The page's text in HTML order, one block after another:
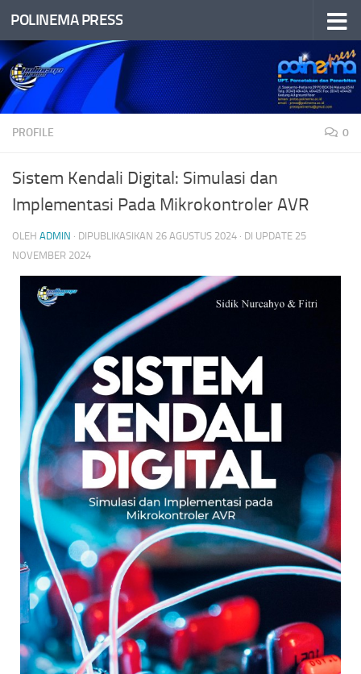
Skip to content
POLINEMA PRESS
PROFILE 0
Sistem Kendali Digital: Simulasi dan
Implementasi Pada Mikrokontroler AVR
OLEH ADMIN · DIPUBLIKASIKAN 26 AGUSTUS 2024 · DI UPDATE 25
NOVEMBER 2024